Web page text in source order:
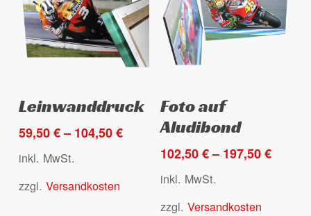
Produkt
weist
Varianten
auf.
Leinwanddruck
59,50€– 104,50€
inkl. MwSt.
zzgl. Versandkosten
Produkt
weist
mehrere
auf.
Die
Foto auf
Aludibond
102,50€– 197,50€
inkl. MwSt.
zzgl.Versandkosten